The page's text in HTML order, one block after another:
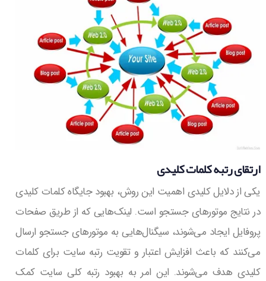
ارتقای رتبه کلمات کلیدی
یکی از دلایل کلیدی اهمیت این روش، بهبود جایگاه کلمات کلیدی
در نتایج موتورهای جستجو است. لینک‌هایی که از طریق صفحات
پروفایل ایجاد می‌شوند، سیگنال‌هایی به موتورهای جستجو ارسال
می‌کنند که باعث افزایش اعتبار و تقویت رتبه سایت برای کلمات
کلیدی هدف می‌شوند. این امر به بهبود رتبه کلی سایت کمک